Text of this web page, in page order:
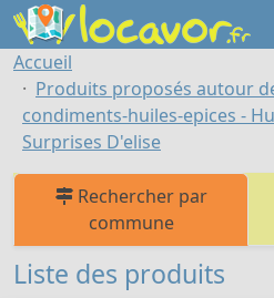
Accueil
Produits proposés autour
condiments-huiles-epices -
Surprises D'elise
Rechercher par
commune
Liste des produits